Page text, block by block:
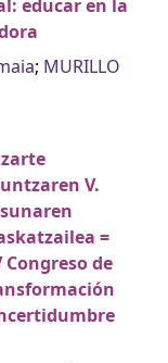
educar en la
; MURILLO
V.
=
Congreso de